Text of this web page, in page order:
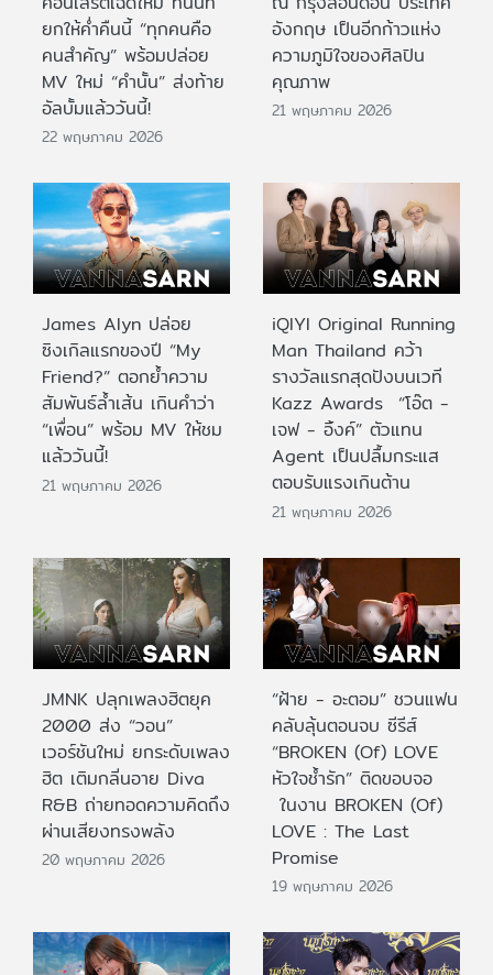
ยกให้ค่ำคืนนี้ “ทุกคนคือ
คนสำคัญ” พร้อมปล่อย
MV ใหม่ “คำนั้น” ส่งท้าย
อัลบั้มแล้ววันนี้!
22 พฤษภาคม 2026
อังกฤษ เป็นอีกก้าวแห่ง
ความภูมิใจของศิลปิน
คุณภาพ
21 พฤษภาคม 2026
James Alyn ปล่อย
ซิงเกิลแรกของปี “My
Friend?” ตอกย้ำความ
สัมพันธ์ล้ำเส้น เกินคำว่า
“เพื่อน” พร้อม MV ให้ชม
แล้ววันนี้!
21 พฤษภาคม 2026
iQIYI Original Running
Man Thailand คว้า
รางวัลแรกสุดปังบนเวที
Kazz Awards “โอ๊ต -
เจฟ - อิ้งค์” ตัวแทน
Agent เป็นปลื้มกระแส
ตอบรับแรงเกินต้าน
21 พฤษภาคม 2026
JMNK ปลุกเพลงฮิตยุค
2000 ส่ง “วอน”
เวอร์ชันใหม่ ยกระดับเพลง
ฮิต เติมกลิ่นอาย Diva
R&B ถ่ายทอดความคิดถึง
ผ่านเสียงทรงพลัง
20 พฤษภาคม 2026
“ฝ้าย - อะตอม” ชวนแฟน
คลับลุ้นตอนจบ ซีรีส์
“BROKEN (Of) LOVE
หัวใจช้ำรัก” ติดขอบจอ
ในงาน BROKEN (Of)
LOVE : The Last
Promise
19 พฤษภาคม 2026